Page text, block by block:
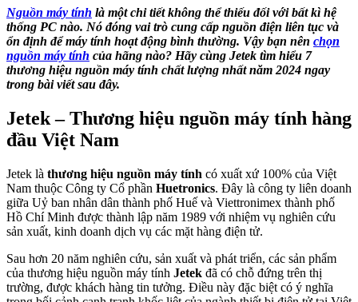
Nguồn máy tính là một chi tiết không thể thiếu đối với bất kì hệ
thống PC nào. Nó đóng vai trò cung cấp nguồn điện liên tục và
ổn định để máy tính hoạt động bình thường. Vậy bạn nên chọn
nguồn máy tính của hãng nào? Hãy cùng Jetek tìm hiểu 7
thương hiệu nguồn máy tính chất lượng nhất năm 2024 ngay
trong bài viết sau đây.
Jetek – Thương hiệu nguồn máy tính hàng
đầu Việt Nam
Jetek là thương hiệu nguồn máy tính có xuất xứ 100% của Việt
Nam thuộc Công ty Cổ phần Huetronics. Đây là công ty liên doanh
giữa Uỷ ban nhân dân thành phố Huế và Viettronimex thành phố
Hồ Chí Minh được thành lập năm 1989 với nhiệm vụ nghiên cứu
sản xuất, kinh doanh dịch vụ các mặt hàng điện tử.
Sau hơn 20 năm nghiên cứu, sản xuất và phát triển, các sản phẩm
của thương hiệu nguồn máy tính Jetek đã có chỗ đứng trên thị
trường, được khách hàng tin tưởng. Điều này đặc biệt có ý nghĩa